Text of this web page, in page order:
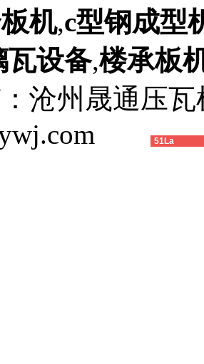
机,c型钢成型
瓦设备,楼承板
：沧州晟通压
51La